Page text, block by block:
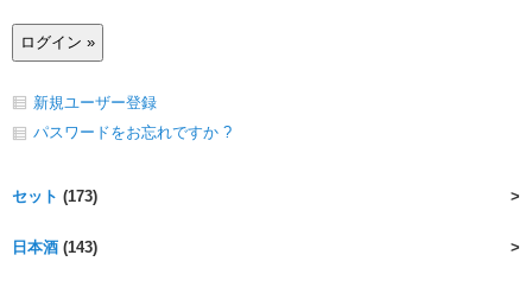
新規ユーザー登録
パスワードをお忘れですか ?
セット (173)
日本酒 (143)